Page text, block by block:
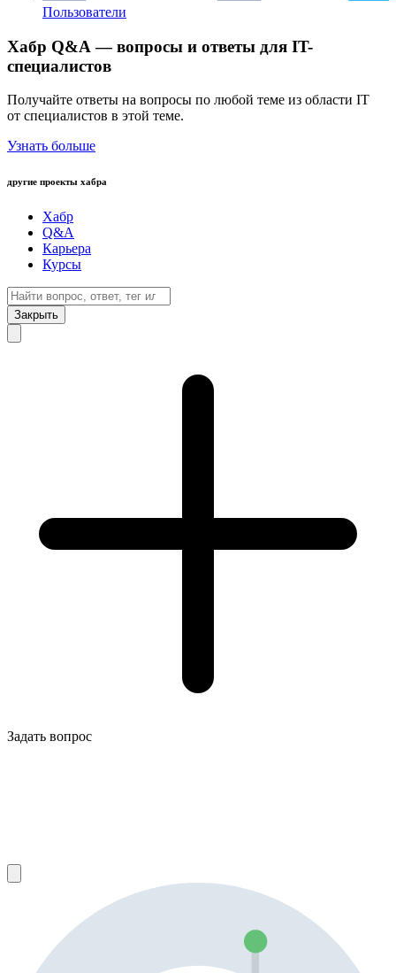
Пользователи
Хабр Q&A — вопросы и ответы для IT-
специалистов
Получайте ответы на вопросы по любой теме из области IT
от специалистов в этой теме.
Узнать больше
другие проекты хабра
Хабр
Q&A
Карьера
Курсы
Закрыть
Задать вопрос